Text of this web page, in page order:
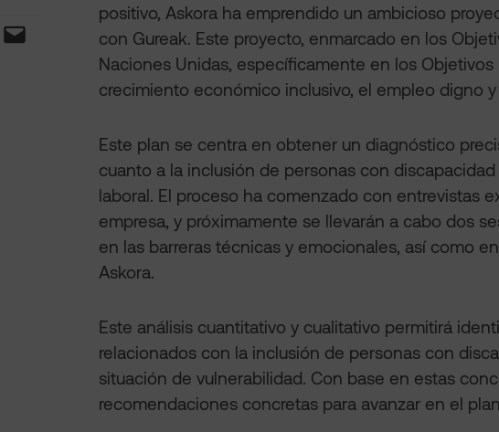
Mail
positivo, Askora ha emprendido un ambicioso
con Gureak. Este proyecto, enmarcado en los
Naciones Unidas, específicamente en los
crecimiento económico inclusivo, el empleo digno
Este plan se centra en obtener un diagnóstico
cuanto a la inclusión de personas con
laboral. El proceso ha comenzado con entrevistas
empresa, y próximamente se llevarán a cabo dos
en las barreras técnicas y emocionales, así como
Askora.
Este análisis cuantitativo y cualitativo permitirá
relacionados con la inclusión de personas con
situación de vulnerabilidad. Con base en estas
recomendaciones concretas para avanzar en el